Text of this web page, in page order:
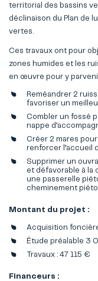
territorial des bassins
déclinaison du Plan de
vertes.
Ces travaux ont pour
zones humides et les
en œuvre pour y
Reméandrer 2
favoriser un
Combler un fossé
nappe
Créer 2 mares
renforcer l’accueil
Supprimer un
et défavorable à la
une passerelle
cheminement
Montant du projet :
Acquisition
Étude préalable 3
Travaux : 47 115 €
Financeurs :